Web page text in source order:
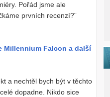
Pořád jsme ale
prvních recenzí?¨
Millennium Falcon a další
a nechtěl bych být v těchto
dopadne. Nikdo sice